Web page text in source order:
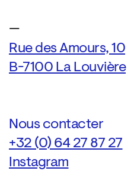
—
Rue des Amours, 10
B-7100 La Louvière
Nous contacter
+32 (0) 64 27 87 27
Instagram